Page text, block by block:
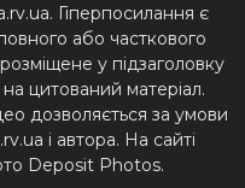
Гіперпосилання є
або часткового
у підзаголовку
цитований матеріал.
дозволяється за умови
і автора. На сайті
Deposit Photos.